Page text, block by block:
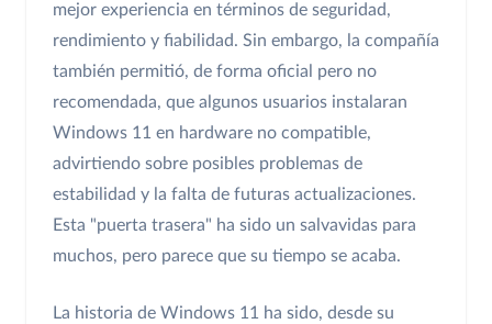
mejor experiencia en términos de seguridad,
rendimiento y fiabilidad. Sin embargo, la compañía
también permitió, de forma oficial pero no
recomendada, que algunos usuarios instalaran
Windows 11 en hardware no compatible,
advirtiendo sobre posibles problemas de
estabilidad y la falta de futuras actualizaciones.
Esta "puerta trasera" ha sido un salvavidas para
muchos, pero parece que su tiempo se acaba.
La historia de Windows 11 ha sido, desde su